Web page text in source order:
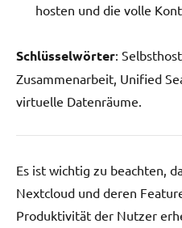
hosten und die volle
Schlüsselwörter:
Zusammenarbeit, Unified
virtuelle Datenräume.
Es ist wichtig zu beachten,
Nextcloud und deren
Produktivität der Nutzer